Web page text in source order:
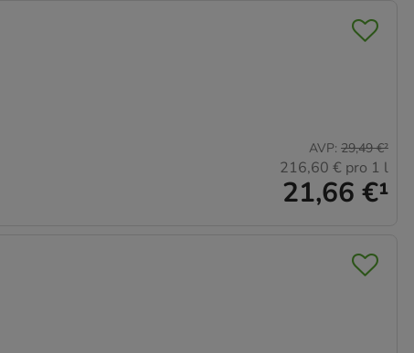
21,66 €¹
AVP: 29,49 €²
216,60 € pro 1 l